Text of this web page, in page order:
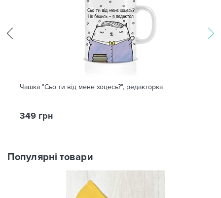
Чашка "Сьо ти від мене хоцесь?", редакторка
349 грн
Популярні товари